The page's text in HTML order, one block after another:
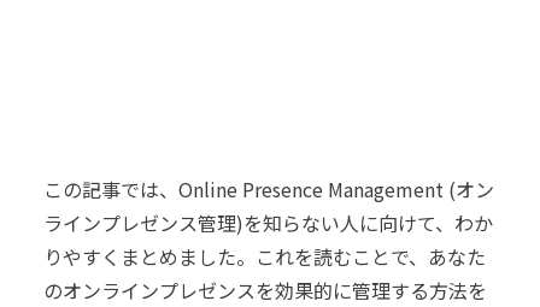
この記事では、Online Presence Management (オン
ラインプレゼンス管理)を知らない人に向けて、わか
りやすくまとめました。これを読むことで、あなた
のオンラインプレゼンスを効果的に管理する方法を